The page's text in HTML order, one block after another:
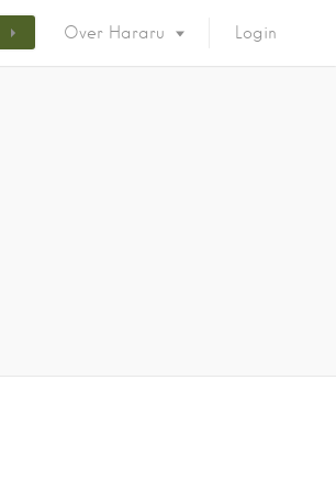
Over Hararu Login